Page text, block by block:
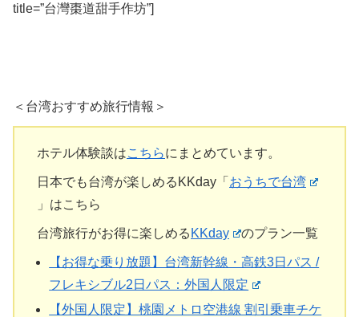
title=”台灣棗道甜手作坊”]
＜台湾おすすめ旅行情報＞
ホテル体験談はこちらにまとめています。
日本でも台湾が楽しめるKKday「 おうちで台湾
」はこちら
台湾旅行がお得に楽しめる KKday のプラン一覧
【お得な乗り放題】台湾新幹線・高鉄3日パス /
フレキシブル2日パス：外国人限定
【外国人限定】桃園メトロ空港線 割引乗車チケ